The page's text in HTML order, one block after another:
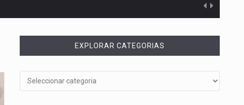
EXPLORAR CATEGORIAS